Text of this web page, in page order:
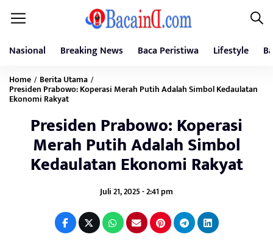
Nasional Breaking News Baca Peristiwa Lifestyle
Home / Berita Utama /
Presiden Prabowo: Koperasi Merah Putih Adalah Simbol Kedaulatan
Ekonomi Rakyat
Presiden Prabowo: Koperasi
Merah Putih Adalah Simbol
Kedaulatan Ekonomi Rakyat
Juli 21, 2025 - 2:41 pm